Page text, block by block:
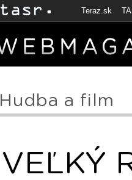
Teraz.sk
Hudba a film
VEĽKÝ